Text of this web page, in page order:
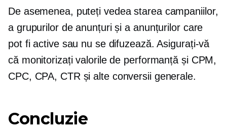
De asemenea, puteți vedea starea campaniilor,
a grupurilor de anunțuri și a anunțurilor care
pot fi active sau nu se difuzează. Asigurați-vă
că monitorizați valorile de performanță și CPM,
CPC, CPA, CTR și alte conversii generale.
Concluzie